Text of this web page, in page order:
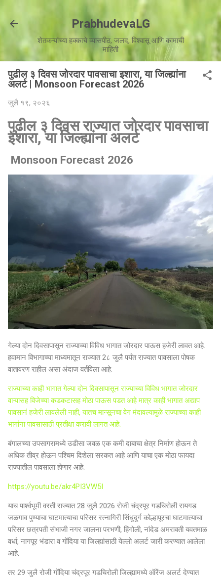
मुख्य सामग्रीवर वगळा
PrabhudevaLG
शेतकऱ्यांच्या हक्काचे व्यासपीठ, जलद, विश्वासू आणि कामाची
माहिती
पुढील ३ दिवस जोरदार पावसाचा इशारा, या जिल्ह्यांना
अलर्ट | Monsoon Forecast 2026
जुलै १९, २०२६
पुढील ३ दिवस राज्यात जोरदार पावसाचा
इशारा, या जिल्ह्यांना अलर्ट
Monsoon Forecast 2026
गेल्या दोन दिवसापासून राज्याच्या विविध भागात जोरदार पाऊस हजेरी लावत आहे.
हवामान विभागाच्या माध्यमातून राज्यात 2८ जुलै पर्यंत राज्यात पावसाला पोषक
वातावरण राहील असा अंदाज वर्तविला आहे.
राज्याच्या काही भागात गेल्या दोन दिवसापासून राज्याच्या विविध भागात जोरदार
वाऱ्यासह विजेच्या कडकटासह मोठा पाऊस पडत आहे मात्र काही भागात अद्याप
पावसानं हजेरी लावलेली नाही, यातच मान्सूनचा वेग मंदावल्यामुळे राज्याच्या काही
भागांना पावसासाठी प्रतीक्षा करावी लागत आहे.
बंगालच्या उपसागरामध्ये उडीसा जवळ एक कमी दाबाचा क्षेत्र निर्माण होऊन ते
अधिक तीव्र होऊन पश्चिम दिशेला सरकत आहे आणि याचा एक मोठा फायदा
राज्यातील पावसाला होणार आहे.
https://youtu.be/akr4PI3VW5I
याच पार्श्वभूमी वरती राज्यात 28 जुलै 2026 रोजी चंद्रपूर गडचिरोली रायगड
जळगाव पुण्याचा घाटमात्याचा परिसर रत्नागिरी सिंधुदुर्ग कोल्हापूरचा घाटमात्याचा
परिसर छत्रपती संभाजी नगर जालना परभणी, हिंगोली, नांदेड अमरावती यवतमाळ
वर्धा, नागपूर भंडारा व गोंदिया या जिल्ह्यांसाठी येल्लो अलर्ट जारी करण्यात आलेला
आहे.
तर 29 जुलै रोजी गोंदिया चंद्रपूर गडचिरोली जिल्ह्यामध्ये ऑरेंज अलर्ट देण्यात